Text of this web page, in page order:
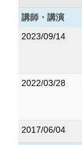
講師・講演
2023/09/14
2022/03/28
2017/06/04